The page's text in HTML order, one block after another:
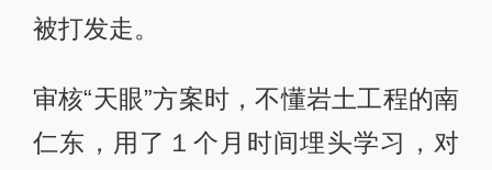
被打发走。
审核“天眼”方案时，不懂岩土工程的南
仁东，用了１个月时间埋头学习，对